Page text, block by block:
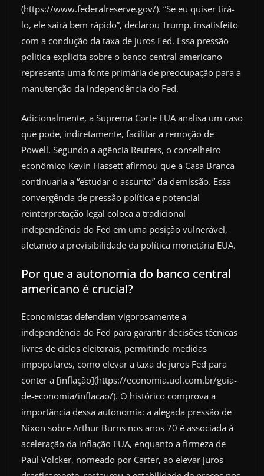
(https://www.federalreserve.gov/). “Se eu quiser tirá-
lo, ele sairá bem rápido”, declarou Trump, insatisfeito
com a condução da taxa de juros Fed. Essa pressão
política explícita sobre o banco central americano
representa uma fonte primária de preocupação para a
manutenção da independência do Fed.
Adicionalmente, a Suprema Corte EUA analisa um caso
que pode, indiretamente, facilitar a remoção de
Powell. Segundo a agência Reuters, o conselheiro
econômico Kevin Hassett afirmou que a Casa Branca
continuaria a “estudar o assunto” da demissão. Essa
convergência de pressão política e potencial
reinterpretação legal coloca a tradicional
independência do Fed em uma posição vulnerável,
afetando a previsibilidade da política monetária EUA.
Por que a autonomia do banco central
americano é crucial?
Economistas defendem vigorosamente a
independência do Fed para garantir decisões técnicas
livres de ciclos eleitorais, permitindo medidas
impopulares, como elevar a taxa de juros Fed para
conter a [inflação](https://economia.uol.com.br/guia-
de-economia/inflacao/). O histórico comprova a
importância dessa autonomia: a alegada pressão de
Nixon sobre Arthur Burns nos anos 70 é associada à
aceleração da inflação EUA, enquanto a firmeza de
Paul Volcker, nomeado por Carter, ao elevar juros